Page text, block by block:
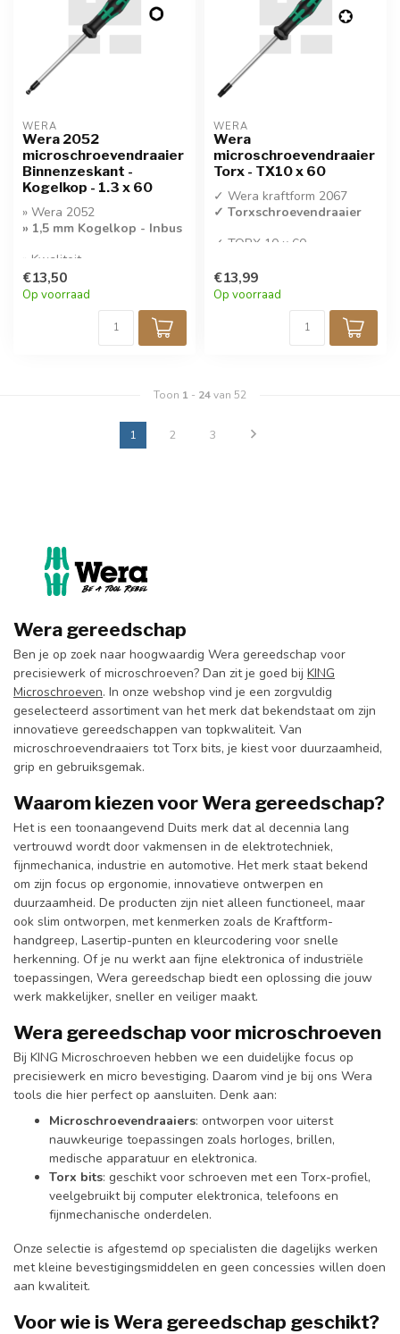
WERA
Wera 2052
microschroevendraaier
Binnenzeskant -
Kogelkop - 1.3 x 60
» Wera 2052
» 1,5 mm Kogelkop - Inbus
» Kwaliteit
Microschroevendraaier
€13,50
Op voorraad
WERA
Wera
microschroevendraaier
Torx - TX10 x 60
✓ Wera kraftform 2067
✓ Torxschroevendraaier
✓ TORX 10 x 60
€13,99
Op voorraad
Toon 1 - 24van 52
1 2 3
Wera gereedschap
Ben je op zoek naar hoogwaardig Wera gereedschap voor
precisiewerk of microschroeven? Dan zit je goed bij KING
Microschroeven. In onze webshop vind je een zorgvuldig
geselecteerd assortiment van het merk dat bekendstaat om zijn
innovatieve gereedschappen van topkwaliteit. Van
microschroevendraaiers tot Torx bits, je kiest voor duurzaamheid,
grip en gebruiksgemak.
Waarom kiezen voor Wera gereedschap?
Het is een toonaangevend Duits merk dat al decennia lang
vertrouwd wordt door vakmensen in de elektrotechniek,
fijnmechanica, industrie en automotive. Het merk staat bekend
om zijn focus op ergonomie, innovatieve ontwerpen en
duurzaamheid. De producten zijn niet alleen functioneel, maar
ook slim ontworpen, met kenmerken zoals de Kraftform-
handgreep, Lasertip-punten en kleurcodering voor snelle
herkenning. Of je nu werkt aan fijne elektronica of industriële
toepassingen, Wera gereedschap biedt een oplossing die jouw
werk makkelijker, sneller en veiliger maakt.
Wera gereedschap voor microschroeven
Bij KING Microschroeven hebben we een duidelijke focus op
precisiewerk en micro bevestiging. Daarom vind je bij ons Wera
tools die hier perfect op aansluiten. Denk aan:
Microschroevendraaiers: ontworpen voor uiterst
nauwkeurige toepassingen zoals horloges, brillen,
medische apparatuur en elektronica.
Torx bits: geschikt voor schroeven met een Torx-profiel,
veelgebruikt bij computer elektronica, telefoons en
fijnmechanische onderdelen.
Onze selectie is afgestemd op specialisten die dagelijks werken
met kleine bevestigingsmiddelen en geen concessies willen doen
aan kwaliteit.
Voor wie is Wera gereedschap geschikt?